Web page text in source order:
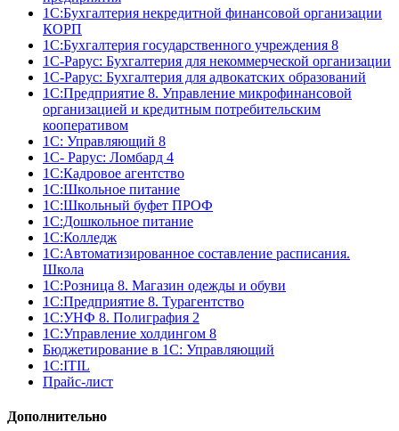
1C:Бухгалтерия некредитной финансовой организации
КОРП
1С:Бухгалтерия государственного учреждения 8
1С-Рарус: Бухгалтерия для некоммерческой организации
1С-Рарус: Бухгалтерия для адвокатских образований
1С:Предприятие 8. Управление микрофинансовой
организацией и кредитным потребительским
кооперативом
1С: Управляющий 8
1С- Рарус: Ломбард 4
1С:Кадровое агентство
1С:Школьное питание
1С:Школьный буфет ПРОФ
1C:Дошкольное питание
1С:Колледж
1С:Автоматизированное составление расписания.
Школа
1С:Розница 8. Магазин одежды и обуви
1С:Предприятие 8. Турагентство
1С:УНФ 8. Полиграфия 2
1С:Управление холдингом 8
Бюджетирование в 1С: Управляющий
1С:ITIL
Прайс-лист
Дополнительно